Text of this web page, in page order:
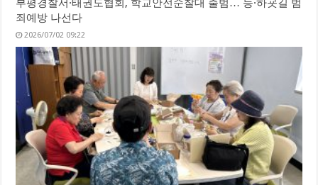
부평경찰서·태권도협회, 학교안전순찰대 출범… 등·하굣길 범
죄예방 나선다
2026/07/02 09:22